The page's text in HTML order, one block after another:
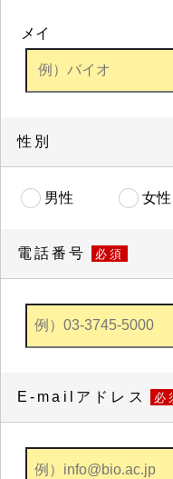
メイ
性別
男性 女性
電話番号 必須
E-mailアドレス 必